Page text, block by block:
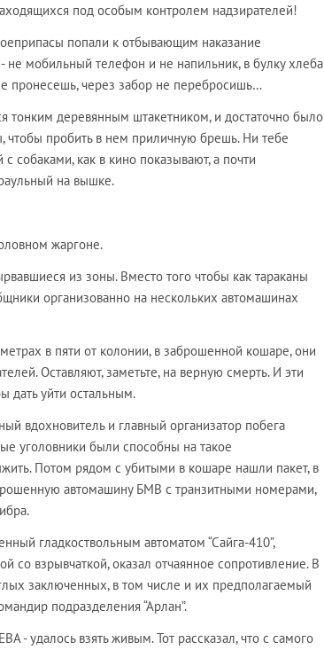
под особым контролем надзирателей!
попали к отбывающим наказание
не мобильный телефон и не напильник, в булку хлеба
пронесешь, через забор не перебросишь…
тонким деревянным штакетником, и достаточно было
чтобы пробить в нем приличную брешь. Ни тебе
собаками, как в кино показывают, а почти
на вышке.
жаргоне.
из зоны. Вместо того чтобы как тараканы
организованно на нескольких автомашинах
в пяти от колонии, в заброшенной кошаре, они
Оставляют, заметьте, на верную смерть. И эти
дать уйти остальным.
вдохновитель и главный организатор побега
уголовники были способны на такое
Потом рядом с убитыми в кошаре нашли пакет, в
автомашину БМВ с транзитными номерами,
гладкоствольным автоматом “Сайга-410”,
со взрывчаткой, оказал отчаянное сопротивление. В
заключенных, в том числе и их предполагаемый
подразделения “Арлан”.
удалось взять живым. Тот рассказал, что с самого